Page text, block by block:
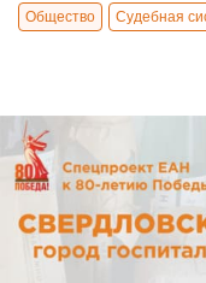
Общество Судебная